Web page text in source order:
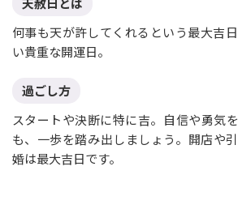
何事も天が許してくれるという最大吉
い貴重な開運日。
過ごし方
スタートや決断に特に吉。自信や勇気
も、一歩を踏み出しましょう。開店や
婚は最大吉日です。